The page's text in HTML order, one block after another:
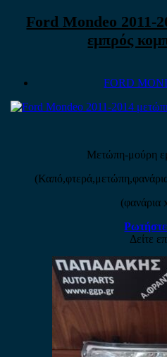
Ford Mondeo 2011-
εμπρός
FORD
Μετώπη-μούρη
(φανάρια
Ρωτήστε
Δείτε